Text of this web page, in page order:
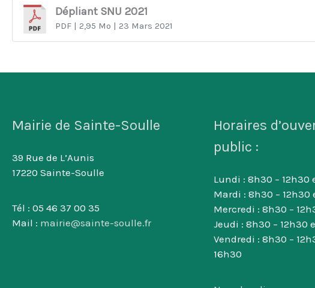
Dépliant SNU 2021
PDF| 2,95 Mo | 23 Mars 2021
Mairie de Sainte-Soulle
39 Rue de L’Aunis
17220 Sainte-Soulle
Tél : 05 46 37 00 35
Mail : mairie@sainte-soulle.fr
Horaires
public :
Lundi : 8h30 – 12h30
Mardi : 8h30 – 12h30
Mercredi : 8h30 –
Jeudi : 8h30 – 12h30
Vendredi : 8h30 –
16h30